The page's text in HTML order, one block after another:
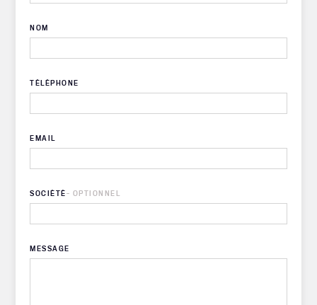
NOM
TÉLÉPHONE
EMAIL
SOCIÉTÉ- OPTIONNEL
MESSAGE